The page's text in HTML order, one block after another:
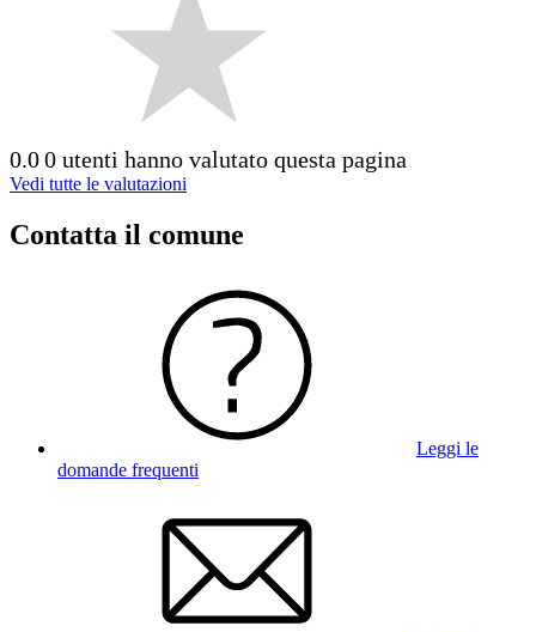
0.00 utenti hanno valutato questa pagina
Vedi tutte le valutazioni
Contatta il comune
Leggi le
domande frequenti